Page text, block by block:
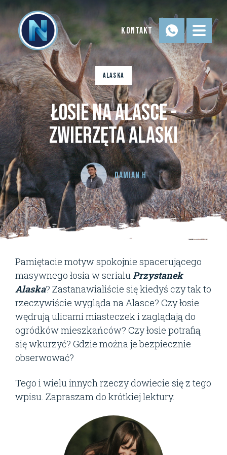
Kontakt
Alaska
Łosie na Alasce -
Zwierzęta Alaski
Damian H
Pamiętacie motyw spokojnie spacerującego
masywnego łosia w serialuPrzystanek
Alaska? Zastanawialiście się kiedyś czy tak to
rzeczywiście wygląda na Alasce? Czy łosie
wędrują ulicami miasteczek i zaglądają do
ogródków mieszkańców? Czy łosie potrafią
się wkurzyć? Gdzie można je bezpiecznie
obserwować?
Tego i wielu innych rzeczy dowiecie się z tego
wpisu. Zapraszam do krótkiej lektury.